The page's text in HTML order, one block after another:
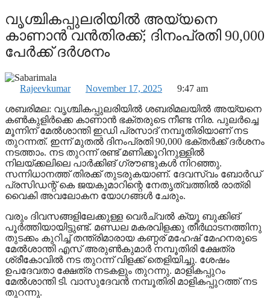
വൃശ്ചികപ്പുലരിയില്‍ അയ്യനെ
കാണാന്‍ വന്‍തിരക്ക്; ദിനംപ്രതി 90,000
പേര്‍ക്ക് ദര്‍ശനം
Rajeevkumar November 17, 2025
9:47 am
ശബരിമല: വൃശ്ചികപ്പുലരിയില്‍ ശബരിമലയില്‍ അയ്യനെ
കണ്‍കുളിര്‍ക്കെ കാണാന്‍ ഭക്തരുടെ നീണ്ട നിര. പുലര്‍ച്ചെ
മൂന്നിന് മേല്‍ശാന്തി ഇഡി പ്രസാദ് നമ്പൂതിരിയാണ് നട
തുറന്നത്. ഇന്ന് മുതല്‍ ദിനംപ്രതി 90,000 ഭക്തര്‍ക്ക് ദര്‍ശനം
നടത്താം. നട തുറന്ന് രണ്ട് മണിക്കൂറിനുള്ളില്‍
നിലയ്ക്കലിലെ പാര്‍ക്കിങ് ഗ്രൗണ്ടുകള്‍ നിറഞ്ഞു.
സന്നിധാനത്ത് തിരക്ക് തുടരുകയാണ്. ദേവസ്വം ബോര്‍ഡ്
പ്രസിഡന്റ് കെ ജയകുമാറിന്റെ നേതൃത്വത്തില്‍ രാത്രി
വൈകി അവലോകന യോഗങ്ങള്‍ ചേരും.
വരും ദിവസങ്ങളിലേക്കുള്ള വെര്‍ച്വല്‍ ക്യൂ ബുക്കിങ്
പൂര്‍ത്തിയായിട്ടുണ്ട്. മണ്ഡല മകരവിളക്കു തീര്‍ഥാടനത്തിനു
തുടക്കം കുറിച്ച് തന്ത്രിമാരായ കണ്ഠര് മഹേഷ് മേഹനരുടെ
മേല്‍ശാന്തി എസ് അരുണ്‍കുമാര്‍ നമ്പൂതിരി ക്ഷേത്ര
ശ്രീകോവില്‍ നട തുറന്ന് വിളക്ക് തെളിയിച്ചു. ശേഷം
ഉപദേവതാ ക്ഷേത്ര നടകളും തുറന്നു. മാളികപ്പുറം
മേല്‍ശാന്തി ടി. വാസുദേവന്‍ നമ്പൂതിരി മാളികപ്പുറത്ത് നട
തുറന്നു.